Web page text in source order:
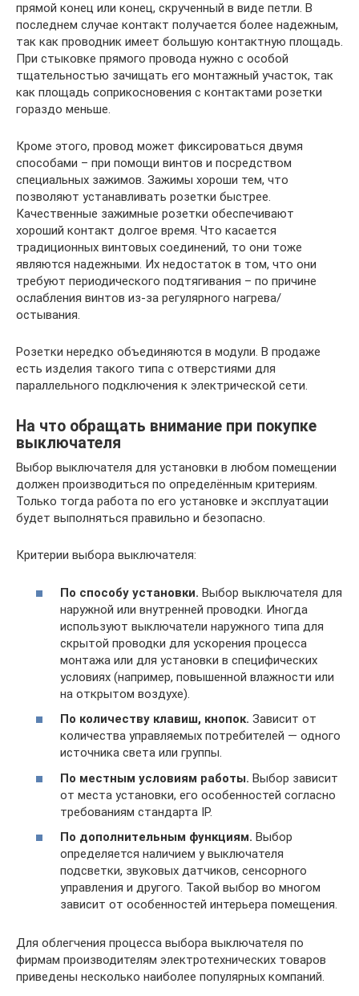
прямой конец или конец, скрученный в виде петли. В
последнем случае контакт получается более надежным,
так как проводник имеет большую контактную площадь.
При стыковке прямого провода нужно с особой
тщательностью зачищать его монтажный участок, так
как площадь соприкосновения с контактами розетки
гораздо меньше.
Кроме этого, провод может фиксироваться двумя
способами – при помощи винтов и посредством
специальных зажимов. Зажимы хороши тем, что
позволяют устанавливать розетки быстрее.
Качественные зажимные розетки обеспечивают
хороший контакт долгое время. Что касается
традиционных винтовых соединений, то они тоже
являются надежными. Их недостаток в том, что они
требуют периодического подтягивания – по причине
ослабления винтов из-за регулярного нагрева/
остывания.
Розетки нередко объединяются в модули. В продаже
есть изделия такого типа с отверстиями для
параллельного подключения к электрической сети.
На что обращать внимание при покупке
выключателя
Выбор выключателя для установки в любом помещении
должен производиться по определённым критериям.
Только тогда работа по его установке и эксплуатации
будет выполняться правильно и безопасно.
Критерии выбора выключателя:
По способу установки. Выбор выключателя для
наружной или внутренней проводки. Иногда
используют выключатели наружного типа для
скрытой проводки для ускорения процесса
монтажа или для установки в специфических
условиях (например, повышенной влажности или
на открытом воздухе).
По количеству клавиш, кнопок. Зависит от
количества управляемых потребителей — одного
источника света или группы.
По местным условиям работы. Выбор зависит
от места установки, его особенностей согласно
требованиям стандарта IP.
По дополнительным функциям. Выбор
определяется наличием у выключателя
подсветки, звуковых датчиков, сенсорного
управления и другого. Такой выбор во многом
зависит от особенностей интерьера помещения.
Для облегчения процесса выбора выключателя по
фирмам производителям электротехнических товаров
приведены несколько наиболее популярных компаний.